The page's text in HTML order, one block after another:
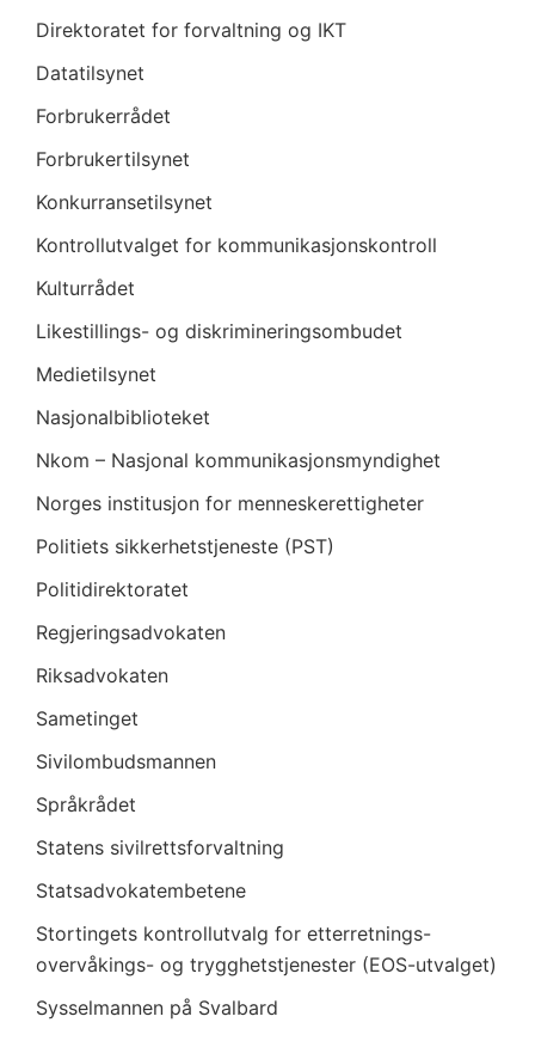
Direktoratet for forvaltning og IKT
Datatilsynet
Forbrukerrådet
Forbrukertilsynet
Konkurransetilsynet
Kontrollutvalget for kommunikasjonskontroll
Kulturrådet
Likestillings- og diskrimineringsombudet
Medietilsynet
Nasjonalbiblioteket
Nkom – Nasjonal kommunikasjonsmyndighet
Norges institusjon for menneskerettigheter
Politiets sikkerhetstjeneste (PST)
Politidirektoratet
Regjeringsadvokaten
Riksadvokaten
Sametinget
Sivilombudsmannen
Språkrådet
Statens sivilrettsforvaltning
Statsadvokatembetene
Stortingets kontrollutvalg for etterretnings-
overvåkings- og trygghetstjenester (EOS-utvalget)
Sysselmannen på Svalbard